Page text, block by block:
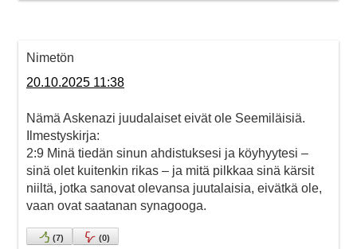
Nimetön
20.10.2025 11:38
Nämä Askenazi juudalaiset eivät ole Seemiläisiä.
Ilmestyskirja:
2:9 Minä tiedän sinun ahdistuksesi ja köyhyytesi –
sinä olet kuitenkin rikas – ja mitä pilkkaa sinä kärsit
niiltä, jotka sanovat olevansa juutalaisia, eivätkä ole,
vaan ovat saatanan synagooga.
(7) (0)